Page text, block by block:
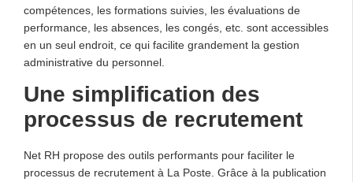
compétences, les formations suivies, les évaluations de
performance, les absences, les congés, etc. sont accessibles
en un seul endroit, ce qui facilite grandement la gestion
administrative du personnel.
Une simplification des
processus de recrutement
Net RH propose des outils performants pour faciliter le
processus de recrutement à La Poste. Grâce à la publication